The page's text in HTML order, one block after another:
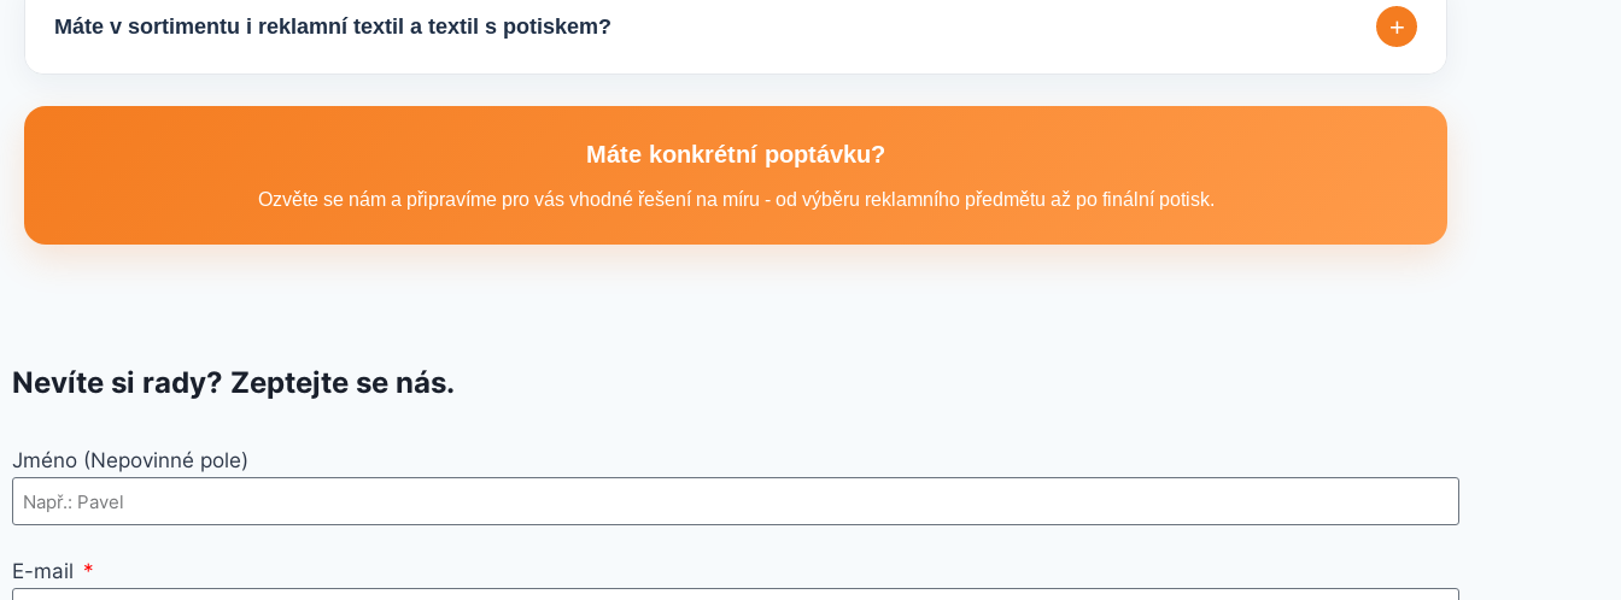
Máte v sortimentu i reklamní textil a textil s potiskem? +
Máte konkrétní poptávku?
Ozvěte se nám a připravíme pro vás vhodné řešení na míru - od výběru reklamního předmětu až po finální potisk.
Nevíte si rady? Zeptejte se nás.
Jméno (Nepovinné pole)
E-mail